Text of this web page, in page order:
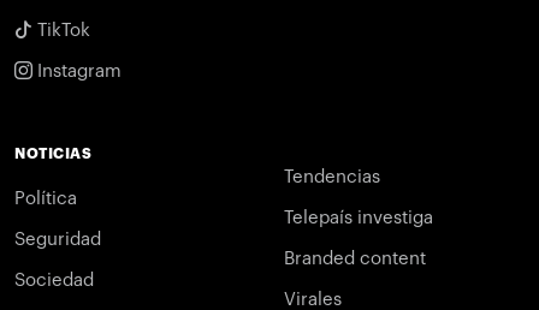
TikTok
Instagram
NOTICIAS
Política
Seguridad
Sociedad
Tendencias
Telepaís investiga
Branded content
Virales